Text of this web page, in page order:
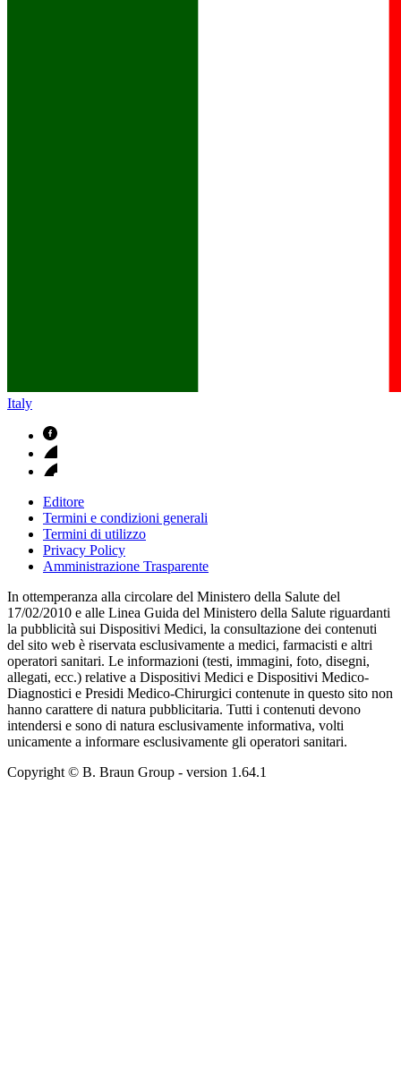
Italy
Editore
Termini e condizioni generali
Termini di utilizzo
Privacy Policy
Amministrazione Trasparente
In ottemperanza alla circolare del Ministero della Salute del
17/02/2010 e alle Linea Guida del Ministero della Salute riguardanti
la pubblicità sui Dispositivi Medici, la consultazione dei contenuti
del sito web è riservata esclusivamente a medici, farmacisti e altri
operatori sanitari. Le informazioni (testi, immagini, foto, disegni,
allegati, ecc.) relative a Dispositivi Medici e Dispositivi Medico-
Diagnostici e Presidi Medico-Chirurgici contenute in questo sito non
hanno carattere di natura pubblicitaria. Tutti i contenuti devono
intendersi e sono di natura esclusivamente informativa, volti
unicamente a informare esclusivamente gli operatori sanitari.
Copyright © B. Braun Group - version 1.64.1